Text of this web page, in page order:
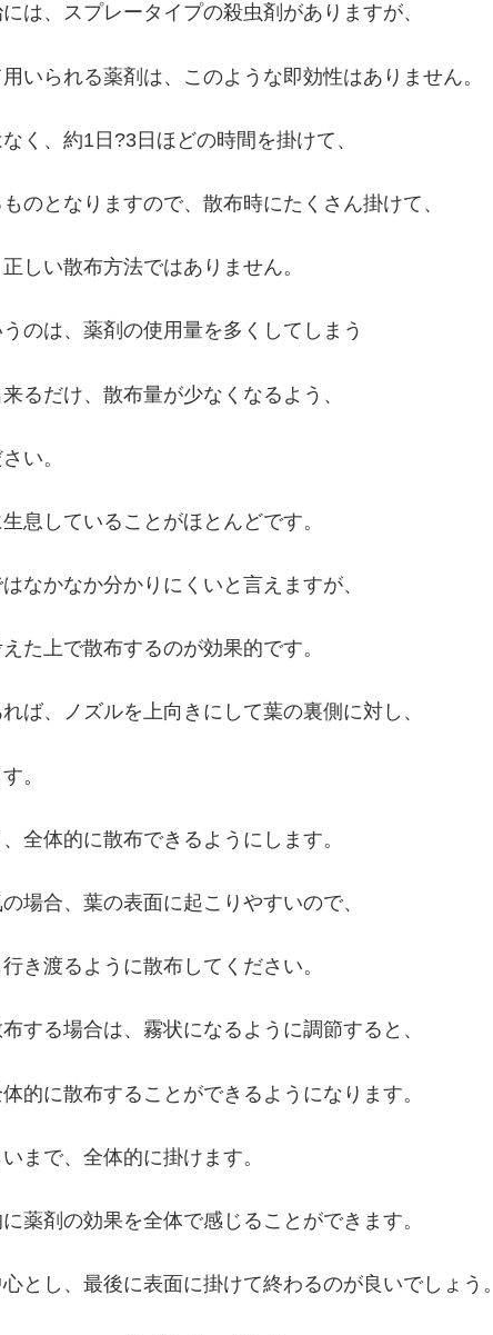
は、スプレータイプの殺虫剤がありますが、
いられる薬剤は、このような即効性はありません。
く、約1日?3日ほどの時間を掛けて、
のとなりますので、散布時にたくさん掛けて、
しい散布方法ではありません。
のは、薬剤の使用量を多くしてしまう
るだけ、散布量が少なくなるよう、
い。
息していることがほとんどです。
なかなか分かりにくいと言えますが、
た上で散布するのが効果的です。
ば、ノズルを上向きにして葉の裏側に対し、
。
全体的に散布できるようにします。
場合、葉の表面に起こりやすいので、
き渡るように散布してください。
する場合は、霧状になるように調節すると、
的に散布することができるようになります。
まで、全体的に掛けます。
薬剤の効果を全体で感じることができます。
とし、最後に表面に掛けて終わるのが良いでしょう。